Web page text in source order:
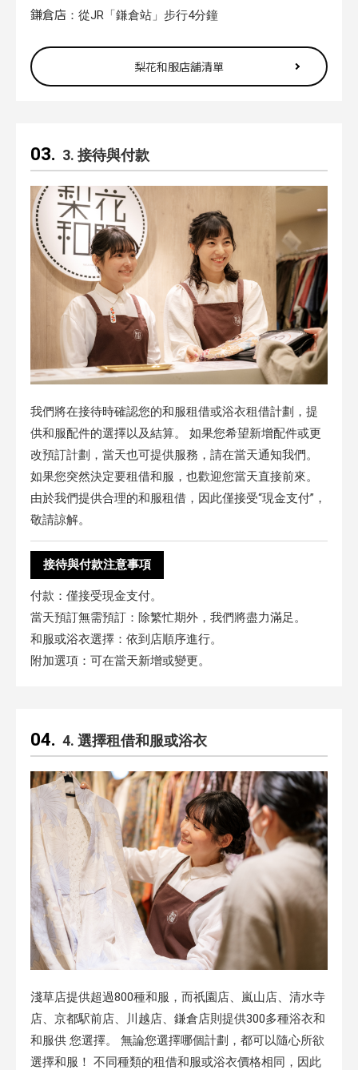
鎌倉店 ：從JR「鎌倉站」步行4分鐘
梨花和服店舖清單
3. 接待與付款
我們將在接待時確認您的和服租借或浴衣租借計劃，提
供和服配件的選擇以及結算。 如果您希望新增配件或更
改預訂計劃，當天也可提供服務，請在當天通知我們。
如果您突然決定要租借和服，也歡迎您當天直接前來。
由於我們提供合理的和服租借，因此僅接受“現金支付”，
敬請諒解。
接待與付款注意事項
付款：僅接受現金支付。
當天預訂無需預訂：除繁忙期外，我們將盡力滿足。
和服或浴衣選擇：依到店順序進行。
附加選項：可在當天新增或變更。
4. 選擇租借和服或浴衣
淺草店提供超過800種和服，而祇園店、嵐山店、清水寺
店、京都駅前店、川越店、鎌倉店則提供300多種浴衣和
和服供 您選擇。 無論您選擇哪個計劃，都可以隨心所欲
選擇和服！ 不同種類的租借和服或浴衣價格相同，因此